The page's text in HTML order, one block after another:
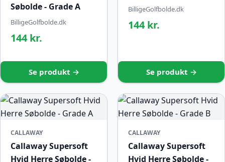
Søbolde - Grade A
BilligeGolfbolde.dk
144 kr.
Se produkt →
BilligeGolfbolde.dk
144 kr.
Se produkt →
CALLAWAY
Callaway Supersoft
Hvid Herre Søbolde -
CALLAWAY
Callaway Supersoft
Hvid Herre Søbolde -